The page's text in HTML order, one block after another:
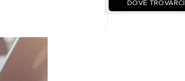
DOVE TROVARCI